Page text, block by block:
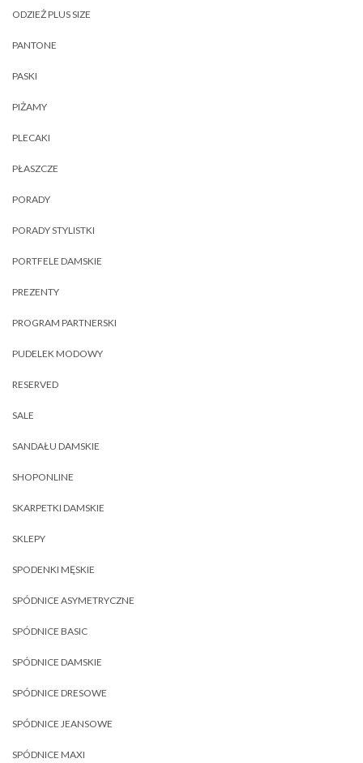
ODZIEŻ PLUS SIZE
PANTONE
PASKI
PIŻAMY
PLECAKI
PŁASZCZE
PORADY
PORADY STYLISTKI
PORTFELE DAMSKIE
PREZENTY
PROGRAM PARTNERSKI
PUDELEK MODOWY
RESERVED
SALE
SANDAŁU DAMSKIE
SHOPONLINE
SKARPETKI DAMSKIE
SKLEPY
SPODENKI MĘSKIE
SPÓDNICE ASYMETRYCZNE
SPÓDNICE BASIC
SPÓDNICE DAMSKIE
SPÓDNICE DRESOWE
SPÓDNICE JEANSOWE
SPÓDNICE MAXI